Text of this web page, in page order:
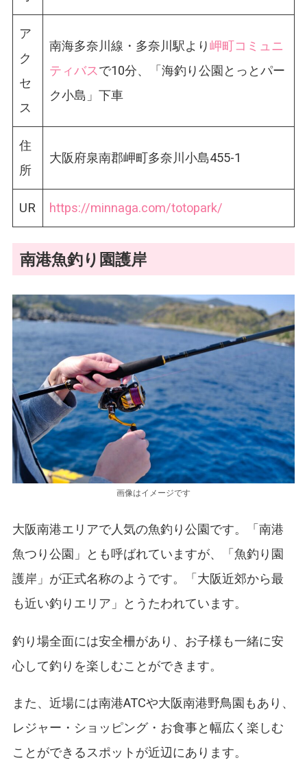
ア
ク
セ
ス
南海多奈川線・多奈川駅より岬町コミュニ
ティバスで10分、「海釣り公園とっとパー
ク小島」下車
住
所
大阪府泉南郡岬町多奈川小島455-1
UR https://minnaga.com/totopark/
南港魚釣り園護岸
画像はイメージです
大阪南港エリアで人気の魚釣り公園です。「南港
魚つり公園」とも呼ばれていますが、「魚釣り園
護岸」が正式名称のようです。「大阪近郊から最
も近い釣りエリア」とうたわれています。
釣り場全面には安全柵があり、お子様も一緒に安
心して釣りを楽しむことができます。
また、近場には南港ATCや大阪南港野鳥園もあり、
レジャー・ショッピング・お食事と幅広く楽しむ
ことができるスポットが近辺にあります。